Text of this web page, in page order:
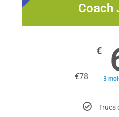
Coach
€78
€
3
Trucs